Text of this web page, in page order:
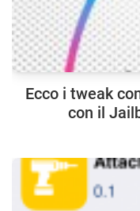
Ecco i tweak
con il